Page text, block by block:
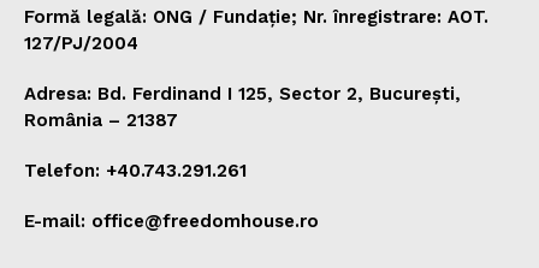
Formă legală: ONG / Fundație; Nr. înregistrare: AOT.
127/PJ/2004
Adresa: Bd. Ferdinand I 125, Sector 2, București,
România – 21387
Telefon: +40.743.291.261
E-mail: office@freedomhouse.ro